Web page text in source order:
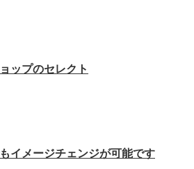
ップのセレクト
イメージチェンジが可能です